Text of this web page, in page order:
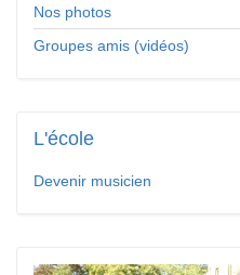
Nos photos
Groupes amis (vidéos)
L'école
Devenir musicien